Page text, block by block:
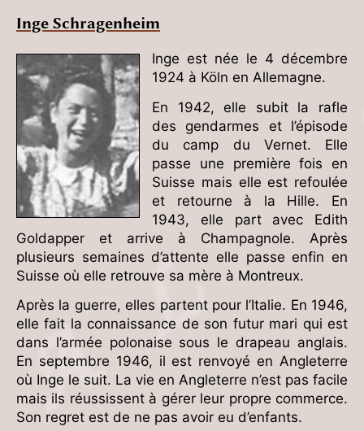
Inge Schragenheim
Inge est née le 4 décembre
1924 à Köln en Allemagne.
En 1942, elle subit la rafle
des gendarmes et l’épisode
du camp du Vernet. Elle
passe une première fois en
Suisse mais elle est refoulée
et retourne à la Hille. En
1943, elle part avec Edith
Goldapper et arrive à Champagnole. Après
plusieurs semaines d’attente elle passe enfin en
Suisse où elle retrouve sa mère à Montreux.
Après la guerre, elles partent pour l’Italie. En 1946,
elle fait la connaissance de son futur mari qui est
dans l’armée polonaise sous le drapeau anglais.
En septembre 1946, il est renvoyé en Angleterre
où Inge le suit. La vie en Angleterre n’est pas facile
mais ils réussissent à gérer leur propre commerce.
Son regret est de ne pas avoir eu d’enfants.